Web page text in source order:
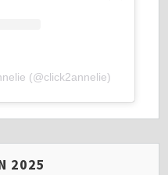
(@click2annelie)
2025